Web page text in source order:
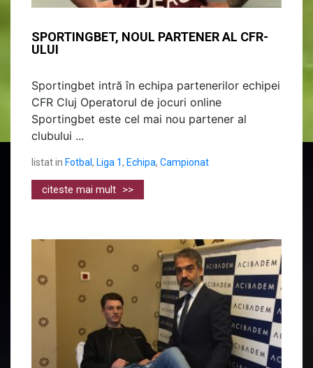
SPORTINGBET, NOUL PARTENER AL CFR-
ULUI
Sportingbet intră în echipa partenerilor echipei
CFR Cluj Operatorul de jocuri online
Sportingbet este cel mai nou partener al
clubului ...
listat in Fotbal, Liga 1, Echipa, Campionat
citeste mai mult >>